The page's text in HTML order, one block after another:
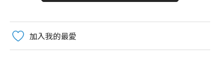
加入我的最愛